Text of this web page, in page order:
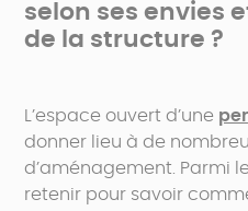
selon ses envies
de la structure ?
L’espace ouvert d’une
donner lieu à de
d’aménagement. Parmi
retenir pour savoir